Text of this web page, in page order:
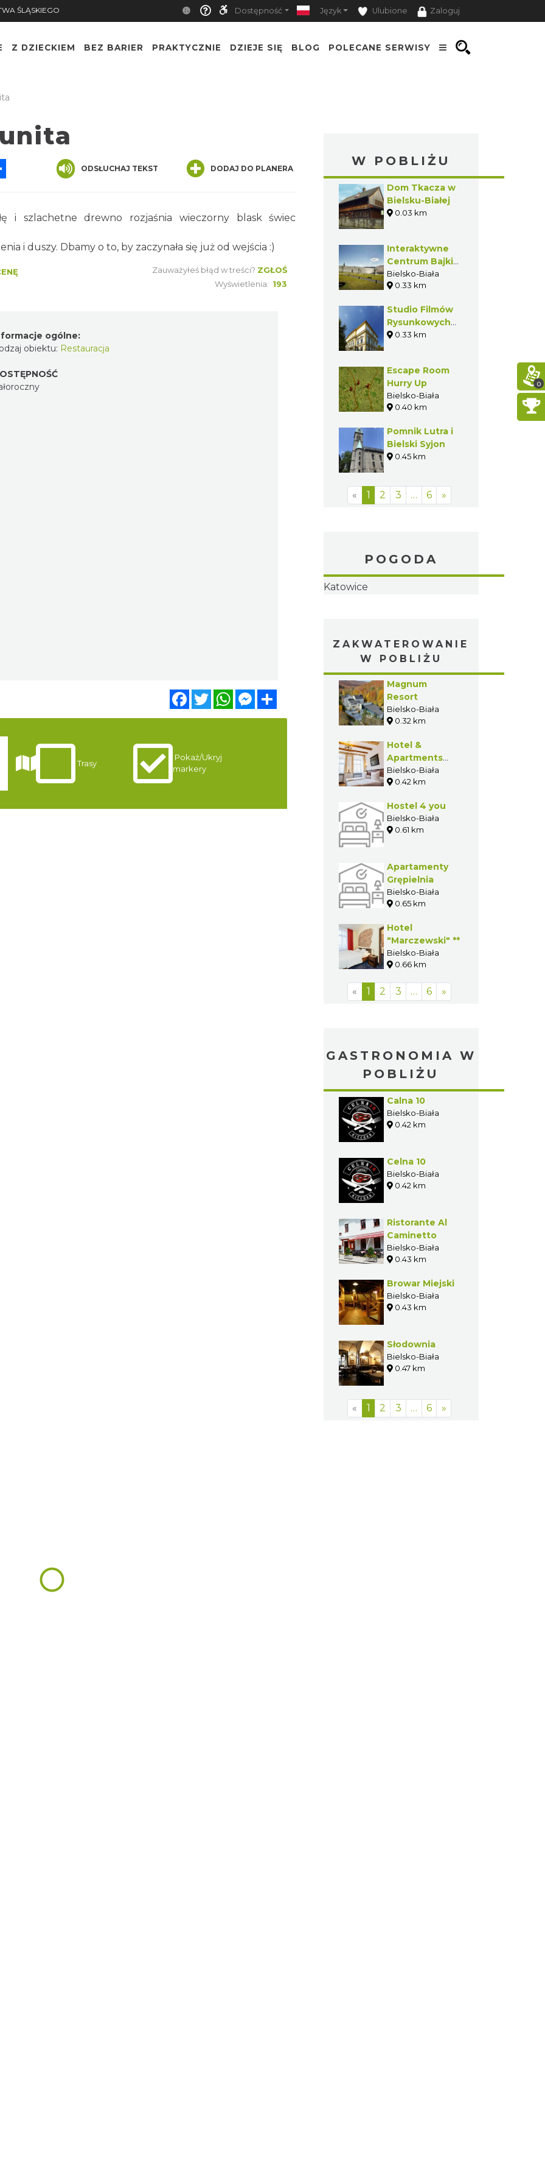
ŚLĄSKIEGO Dostępność Język Ulubione Zaloguj
Z DZIECKIEM BEZ BARIER PRAKTYCZNIE DZIEJE SIĘ BLOG POLECANE SERWISY
ODSŁUCHAJ TEKST DODAJ DO PLANERA
i szlachetne drewno rozjaśnia wieczorny blask świec
i duszy. Dbamy o to, by zaczynała się już od wejścia :)
Zauważyłeś błąd w treści? ZGŁOŚ
Wyświetlenia: 193
ogólne:
obiektu: Restauracja
FacebookTwitterWhatsAppMessenger
Trasy
Pokaż/Ukryj
markery
W POBLIŻU
Dom Tkacza w
Bielsku-Białej
0.03 km
Interaktywne
Centrum Bajki i
Animacji OKO
Bielsko-Biała
0.33 km
Studio Filmów
Rysunkowych
w Bielsku-
0.33 km
Escape Room
Hurry Up
Bielsko-Biała
0.40 km
Pomnik Lutra i
Bielski Syjon
0.45 km
« 1 2 3 … 6 »
POGODA
ZAKWATEROWANIE
Magnum
Resort
Bielsko-Biała
Hotel &
Apartments
Hostel 4 you
Bielsko-Biała
0.61 km
Apartamenty
Grępielnia
Bielsko-Biała
Hotel
1 2 3 … 6
GASTRONOMIA W
Calna 10
Bielsko-Biała
Celna 10
Bielsko-Biała
0.42 km
Ristorante Al
Caminetto
Browar Miejski
Bielsko-Biała
Słodownia
0